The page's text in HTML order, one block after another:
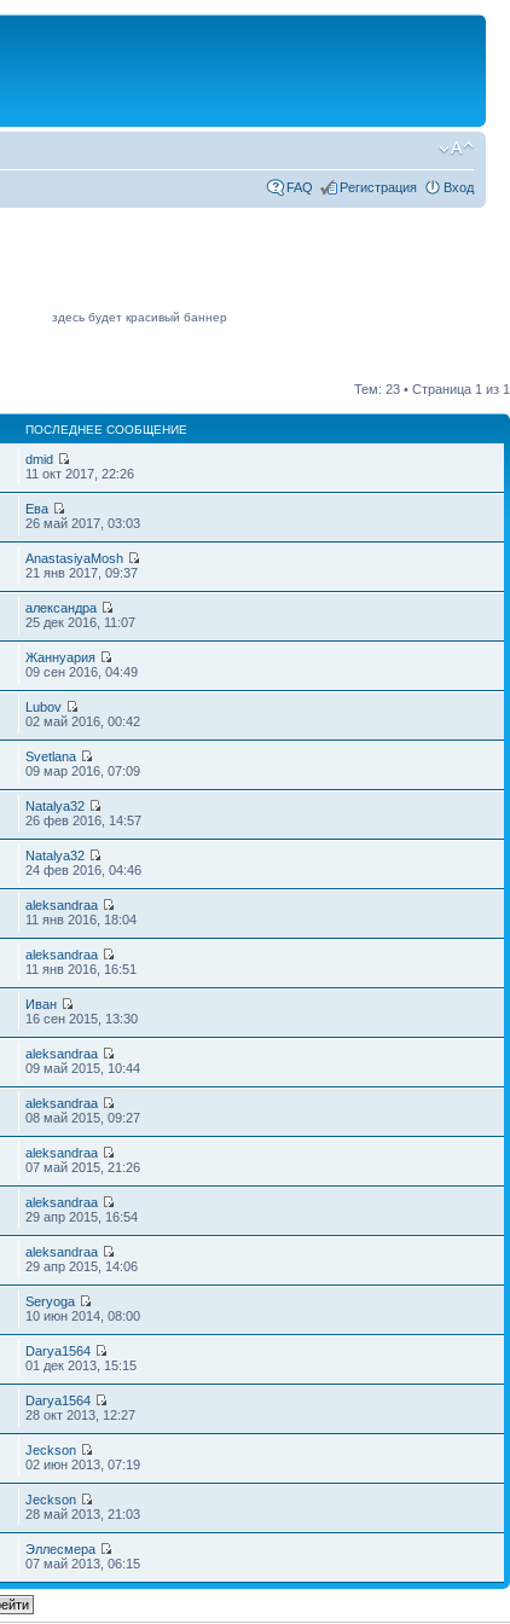
FAQ Регистрация Вход
здесь будет красивый баннер
Тем: 23 • Страница 1 из 1
ПОСЛЕДНЕЕ СООБЩЕНИЕ
dmid
11 окт 2017, 22:26
Ева
26 май 2017, 03:03
AnastasiyaMosh
21 янв 2017, 09:37
александра
25 дек 2016, 11:07
Жаннуария
09 сен 2016, 04:49
Lubov
02 май 2016, 00:42
Svetlana
09 мар 2016, 07:09
Natalya32
26 фев 2016, 14:57
Natalya32
24 фев 2016, 04:46
aleksandraa
11 янв 2016, 18:04
aleksandraa
11 янв 2016, 16:51
Иван
16 сен 2015, 13:30
aleksandraa
09 май 2015, 10:44
aleksandraa
08 май 2015, 09:27
aleksandraa
07 май 2015, 21:26
aleksandraa
29 апр 2015, 16:54
aleksandraa
29 апр 2015, 14:06
Seryoga
10 июн 2014, 08:00
Darya1564
01 дек 2013, 15:15
Darya1564
28 окт 2013, 12:27
Jeckson
02 июн 2013, 07:19
Jeckson
28 май 2013, 21:03
Эллесмера
07 май 2013, 06:15